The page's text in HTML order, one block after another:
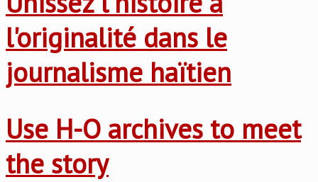
l'originalité dans le
journalisme haïtien
Use H-O archives to meet
the story